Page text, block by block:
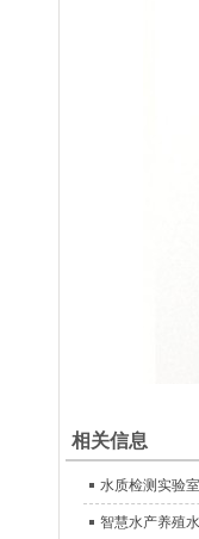
相关信息
水质检测实验
智慧水产养殖